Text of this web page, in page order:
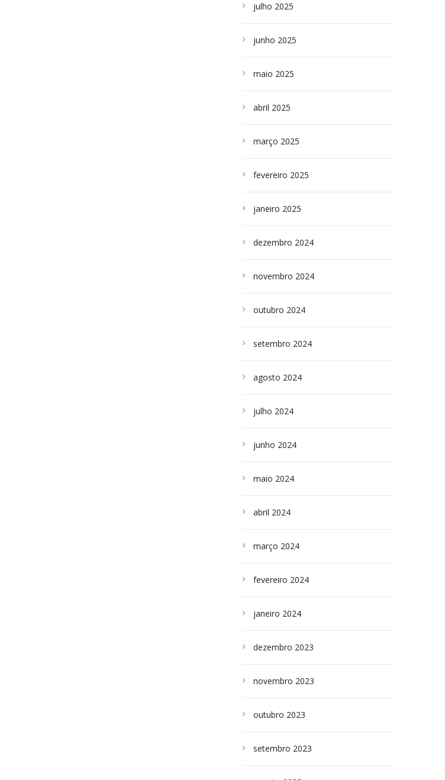
julho 2025
junho 2025
maio 2025
abril 2025
março 2025
fevereiro 2025
janeiro 2025
dezembro 2024
novembro 2024
outubro 2024
setembro 2024
agosto 2024
julho 2024
junho 2024
maio 2024
abril 2024
março 2024
fevereiro 2024
janeiro 2024
dezembro 2023
novembro 2023
outubro 2023
setembro 2023